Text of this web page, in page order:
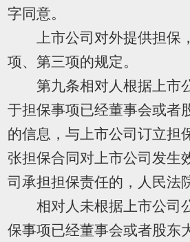
字同意。
上市公司对外提供担保
项、第三项的规定。
第九条相对人根据上市
于担保事项已经董事会或者
的信息，与上市公司订立担
张担保合同对上市公司发生
司承担担保责任的，人民法
相对人未根据上市公司
保事项已经董事会或者股东